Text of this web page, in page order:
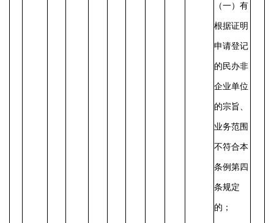
（一）有
根据证明
申请登记
的民办非
企业单位
的宗旨、
业务范围
不符合本
条例第四
条规定
的；